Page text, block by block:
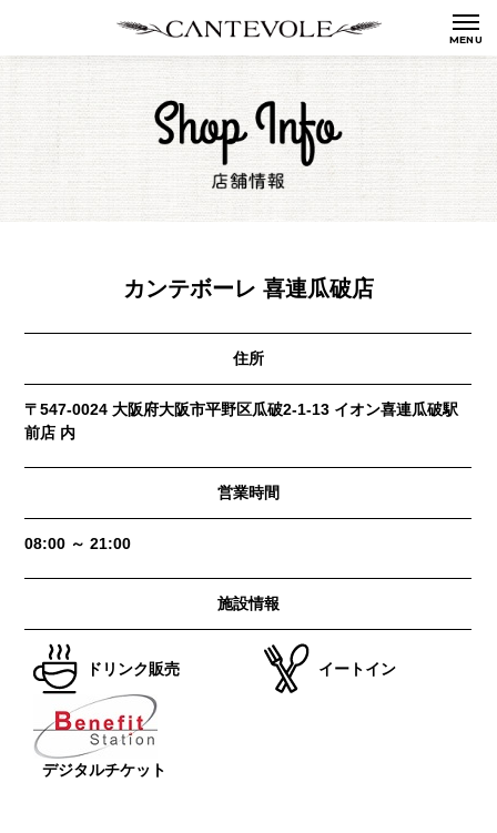
カンテボーレ 喜連瓜破店
住所
〒547-0024 大阪府大阪市平野区瓜破2-1-13 イオン喜連瓜破駅
前店 内
営業時間
08:00 ～ 21:00
施設情報
ドリンク販売 イートイン
デジタルチケット